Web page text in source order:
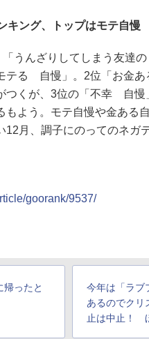
キング、トップはモテ自慢
うんざりしてしまう友達
テる 自慢」。2位「お金
つくが、3位の「不幸 自
もよう。モテ自慢や金ある
12月、調子にのってのネガ
goorank/9537/
帰ったと
今年は「ラブ
あるのでクリ
止は中止！